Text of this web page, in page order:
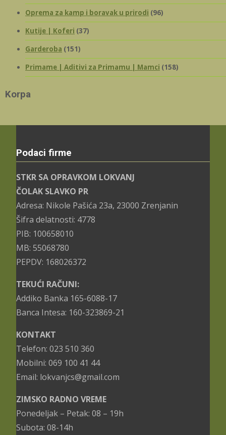
Oprema za kamp i boravak u prirodi (96)
Kutije | Koferi (37)
Garderoba (151)
Primame | Aditivi za Primamu | Mamci (158)
Korpa
Podaci firme
STKR SA OPRAVKOM LOKVANJ
ČOLAK SLAVKO PR
Adresa: Nikole Pašića 23a, 23000 Zrenjanin
Šifra delatnosti: 4778
PIB: 100658010
MB: 55068780
PEPDV: 168026372
TEKUĆI RAČUNI:
Addiko Banka 165-6088-17
Banca Intesa: 160-323869-21
KONTAKT
Telefon: 023 510 360
Mobilni: 069 100 41 44
Email: lokvanjcs@gmail.com
ZIMSKO RADNO VREME
Ponedeljak – Petak: 08 – 19h
Subota: 08-14h